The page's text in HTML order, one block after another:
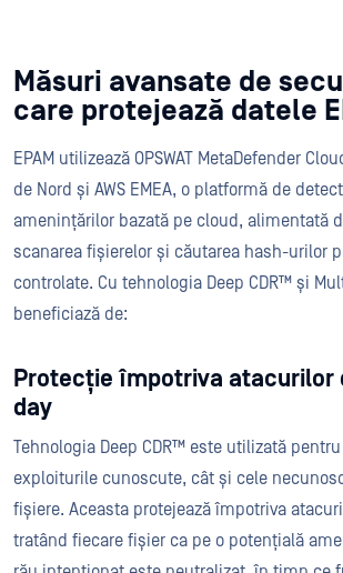
Măsuri avansate de
care protejează datele
EPAM utilizează OPSWAT MetaDefender
de Nord și AWS EMEA, o platformă de
amenințărilor bazată pe cloud, alimentată
scanarea fișierelor și căutarea hash-urilor
controlate. Cu tehnologia Deep CDR™ și
beneficiază de:
Protecție împotriva atacurilor
day
Tehnologia Deep CDR™ este utilizată
exploiturile cunoscute, cât și cele
fișiere. Aceasta protejează împotriva
tratând fiecare fișier ca pe o potențială